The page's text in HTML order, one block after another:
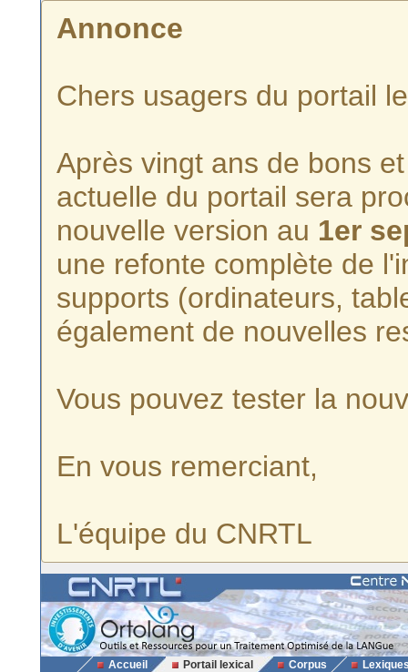
Annonce
Chers usagers du portail
Après vingt ans de bons
actuelle du portail sera
nouvelle version au 1er
une refonte complète de
supports (ordinateurs,
également de nouvelles
Vous pouvez tester la
En vous remerciant,
L'équipe du CNRTL
Accueil Portail lexical Corpus